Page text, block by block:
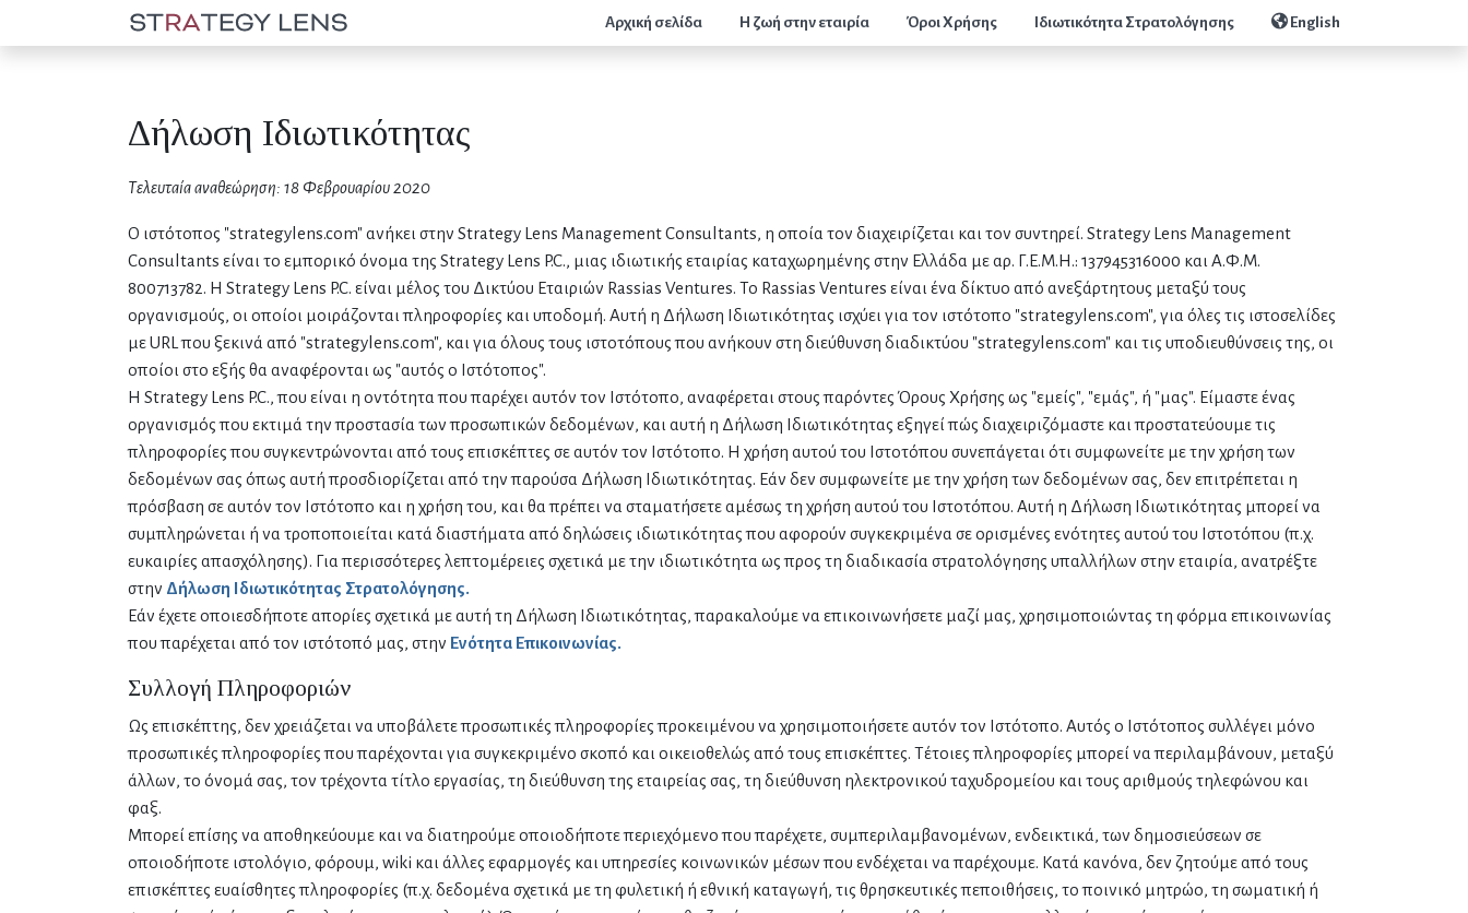
Αρχική σελίδα Η ζωή στην εταιρία Όροι Χρήσης Ιδιωτικότητα Στρατολόγησης English
Δήλωση Ιδιωτικότητας
Τελευταία αναθεώρηση: 18 Φεβρουαρίου 2020
Ο ιστότοπος "strategylens.com" ανήκει στην Strategy Lens Management Consultants, η οποία τον διαχειρίζεται και τον συντηρεί. Strategy Lens Management
Consultants είναι το εμπορικό όνομα της Strategy Lens P.C., μιας ιδιωτικής εταιρίας καταχωρημένης στην Ελλάδα με αρ. Γ.Ε.Μ.Η.: 137945316000 και Α.Φ.Μ.
800713782. H Strategy Lens P.C. είναι μέλος του Δικτύου Εταιριών Rassias Ventures. Το Rassias Ventures είναι ένα δίκτυο από ανεξάρτητους μεταξύ τους
οργανισμούς, οι οποίοι μοιράζονται πληροφορίες και υποδομή. Αυτή η Δήλωση Ιδιωτικότητας ισχύει για τον ιστότοπο "strategylens.com", για όλες τις ιστοσελίδες
με URL που ξεκινά από "strategylens.com", και για όλους τους ιστοτόπους που ανήκουν στη διεύθυνση διαδικτύου "strategylens.com" και τις υποδιευθύνσεις της, οι
οποίοι στο εξής θα αναφέρονται ως "αυτός ο Ιστότοπος".
Η Strategy Lens P.C., που είναι η οντότητα που παρέχει αυτόν τον Ιστότοπο, αναφέρεται στους παρόντες Όρους Χρήσης ως "εμείς", "εμάς", ή "μας". Είμαστε ένας
οργανισμός που εκτιμά την προστασία των προσωπικών δεδομένων, και αυτή η Δήλωση Ιδιωτικότητας εξηγεί πώς διαχειριζόμαστε και προστατεύουμε τις
πληροφορίες που συγκεντρώνονται από τους επισκέπτες σε αυτόν τον Ιστότοπο. Η χρήση αυτού του Ιστοτόπου συνεπάγεται ότι συμφωνείτε με την χρήση των
δεδομένων σας όπως αυτή προσδιορίζεται από την παρούσα Δήλωση Ιδιωτικότητας. Εάν δεν συμφωνείτε με την χρήση των δεδομένων σας, δεν επιτρέπεται η
πρόσβαση σε αυτόν τον Ιστότοπο και η χρήση του, και θα πρέπει να σταματήσετε αμέσως τη χρήση αυτού του Ιστοτόπου. Αυτή η Δήλωση Ιδιωτικότητας μπορεί να
συμπληρώνεται ή να τροποποιείται κατά διαστήματα από δηλώσεις ιδιωτικότητας που αφορούν συγκεκριμένα σε ορισμένες ενότητες αυτού του Ιστοτόπου (π.χ.
ευκαιρίες απασχόλησης). Για περισσότερες λεπτομέρειες σχετικά με την ιδιωτικότητα ως προς τη διαδικασία στρατολόγησης υπαλλήλων στην εταιρία, ανατρέξτε
στην Δήλωση Ιδιωτικότητας Στρατολόγησης.
Εάν έχετε οποιεσδήποτε απορίες σχετικά με αυτή τη Δήλωση Ιδιωτικότητας, παρακαλούμε να επικοινωνήσετε μαζί μας, χρησιμοποιώντας τη φόρμα επικοινωνίας
που παρέχεται από τον ιστότοπό μας, στην Ενότητα Επικοινωνίας.
Συλλογή Πληροφοριών
Ως επισκέπτης, δεν χρειάζεται να υποβάλετε προσωπικές πληροφορίες προκειμένου να χρησιμοποιήσετε αυτόν τον Ιστότοπο. Αυτός ο Ιστότοπος συλλέγει μόνο
προσωπικές πληροφορίες που παρέχονται για συγκεκριμένο σκοπό και οικειοθελώς από τους επισκέπτες. Τέτοιες πληροφορίες μπορεί να περιλαμβάνουν, μεταξύ
άλλων, το όνομά σας, τον τρέχοντα τίτλο εργασίας, τη διεύθυνση της εταιρείας σας, τη διεύθυνση ηλεκτρονικού ταχυδρομείου και τους αριθμούς τηλεφώνου και
φαξ.
Μπορεί επίσης να αποθηκεύουμε και να διατηρούμε οποιοδήποτε περιεχόμενο που παρέχετε, συμπεριλαμβανομένων, ενδεικτικά, των δημοσιεύσεων σε
οποιοδήποτε ιστολόγιο, φόρουμ, wiki και άλλες εφαρμογές και υπηρεσίες κοινωνικών μέσων που ενδέχεται να παρέχουμε. Κατά κανόνα, δεν ζητούμε από τους
επισκέπτες ευαίσθητες πληροφορίες (π.χ. δεδομένα σχετικά με τη φυλετική ή εθνική καταγωγή, τις θρησκευτικές πεποιθήσεις, το ποινικό μητρώο, τη σωματική ή